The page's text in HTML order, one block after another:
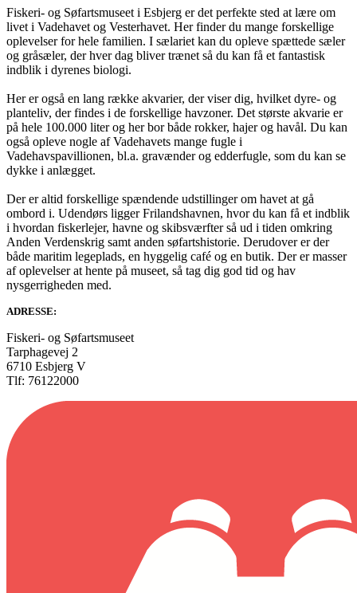
Fiskeri- og Søfartsmuseet i Esbjerg er det perfekte sted at lære om
livet i Vadehavet og Vesterhavet. Her finder du mange forskellige
oplevelser for hele familien. I sælariet kan du opleve spættede sæler
og gråsæler, der hver dag bliver trænet så du kan få et fantastisk
indblik i dyrenes biologi.
Her er også en lang række akvarier, der viser dig, hvilket dyre- og
planteliv, der findes i de forskellige havzoner. Det største akvarie er
på hele 100.000 liter og her bor både rokker, hajer og havål. Du kan
også opleve nogle af Vadehavets mange fugle i
Vadehavspavillionen, bl.a. gravænder og edderfugle, som du kan se
dykke i anlægget.
Der er altid forskellige spændende udstillinger om havet at gå
ombord i. Udendørs ligger Frilandshavnen, hvor du kan få et indblik
i hvordan fiskerlejer, havne og skibsværfter så ud i tiden omkring
Anden Verdenskrig samt anden søfartshistorie. Derudover er der
både maritim legeplads, en hyggelig café og en butik. Der er masser
af oplevelser at hente på museet, så tag dig god tid og hav
nysgerrigheden med.
ADRESSE:
Fiskeri- og Søfartsmuseet
Tarphagevej 2
6710 Esbjerg V
Tlf: 76122000